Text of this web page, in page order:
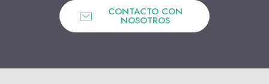
CONTACTO CON
NOSOTROS